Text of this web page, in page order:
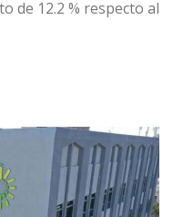
de 12.2 % respecto al